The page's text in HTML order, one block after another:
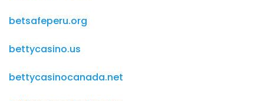
betsafeperu.org
bettycasino.us
bettycasinocanada.net